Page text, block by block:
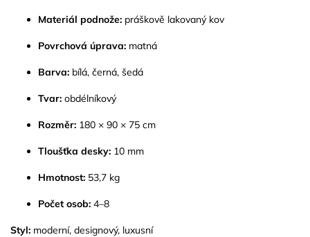
Materiál podnože: práškově lakovaný kov
Povrchová úprava: matná
Barva: bílá, černá, šedá
Tvar: obdélníkový
Rozměr: 180 × 90 × 75 cm
Tloušťka desky: 10 mm
Hmotnost: 53,7 kg
Počet osob: 4–8
Styl: moderní, designový, luxusní